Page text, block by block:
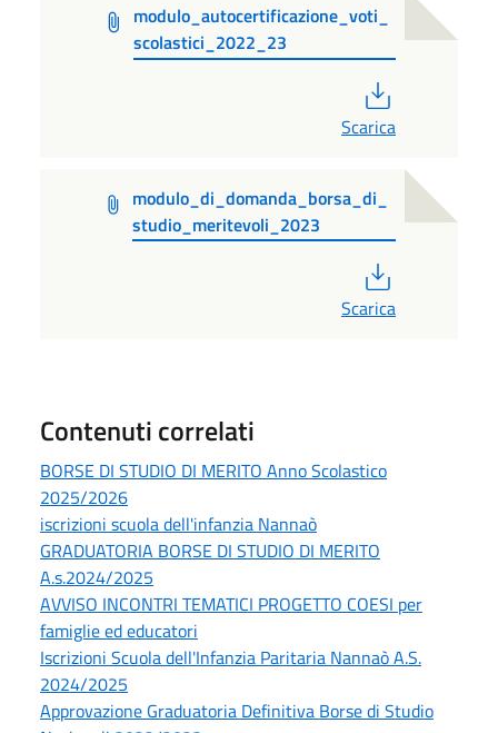
modulo_autocertificazione_voti_
scolastici_2022_23
Scarica
modulo_di_domanda_borsa_di_
studio_meritevoli_2023
Scarica
Contenuti correlati
BORSE DI STUDIO DI MERITO Anno Scolastico
2025/2026
iscrizioni scuola dell'infanzia Nannaò
GRADUATORIA BORSE DI STUDIO DI MERITO
A.s.2024/2025
AVVISO INCONTRI TEMATICI PROGETTO COESI per
famiglie ed educatori
Iscrizioni Scuola dell'Infanzia Paritaria Nannaò A.S.
2024/2025
Approvazione Graduatoria Definitiva Borse di Studio